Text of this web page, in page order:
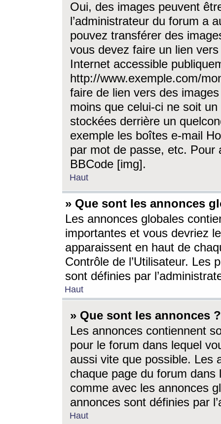
Oui, des images peuvent
l’administrateur du forum a
pouvez transférer des
vous devez faire un lien
Internet accessible
http://www.exemple.com/
faire de lien vers des
moins que celui-ci ne soit
stockées derrière un
exemple les boîtes e-mail
par mot de passe, etc. Pour
BBCode [img].
Haut
» Que sont les annonces
Les annonces globales
importantes et vous devriez
apparaissent en haut de
Contrôle de l’Utilisateur. Les
sont définies par
Haut
» Que sont les annonces ?
Les annonces contiennent
pour le forum dans lequel
aussi vite que possible. Les
chaque page du forum dans
comme avec les annonces
annonces sont définies par
Haut